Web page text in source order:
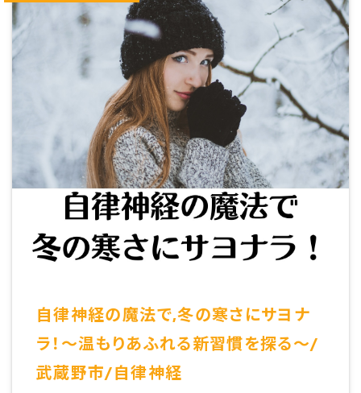
自律神経の魔法で,冬の寒さにサヨナ
ラ！～温もりあふれる新習慣を探る～/
武蔵野市/自律神経